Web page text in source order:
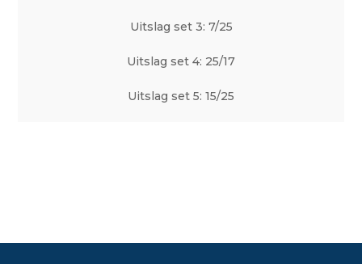
Uitslag set 3: 7/25
Uitslag set 4: 25/17
Uitslag set 5: 15/25